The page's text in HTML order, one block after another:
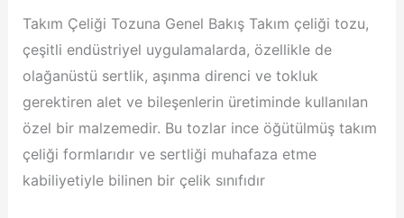
Takım Çeliği Tozuna Genel Bakış Takım çeliği tozu,
çeşitli endüstriyel uygulamalarda, özellikle de
olağanüstü sertlik, aşınma direnci ve tokluk
gerektiren alet ve bileşenlerin üretiminde kullanılan
özel bir malzemedir. Bu tozlar ince öğütülmüş takım
çeliği formlarıdır ve sertliği muhafaza etme
kabiliyetiyle bilinen bir çelik sınıfıdır